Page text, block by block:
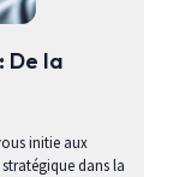
De la
initie aux
dans la